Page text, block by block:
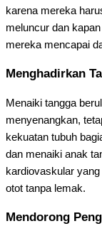
karena mereka
meluncur dan
mereka mencapai
Menghadirkan
Menaiki tangga
menyenangkan,
kekuatan tubuh
dan menaiki anak
kardiovaskular
otot tanpa lemak.
Mendorong